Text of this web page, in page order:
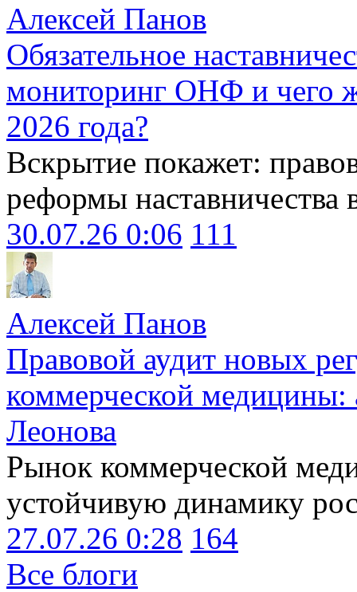
Алексей Панов
Обязательное
мониторинг ОНФ и чего
2026 года?
Вскрытие покажет:
реформы наставничества
30.07.26 0:06 111
Алексей Панов
Правовой аудит новых
коммерческой медицины:
Леонова
Рынок коммерческой
устойчивую динамику
27.07.26 0:28 164
Все блоги